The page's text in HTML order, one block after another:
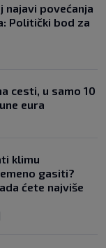
najavi povećanja
Politički bod za
cesti, u samo 10
eura
klimu
gasiti?
ćete najviše